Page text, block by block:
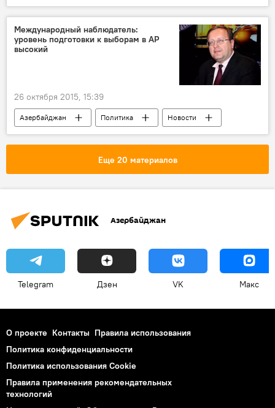
Международный наблюдатель:
уровень подготовки к выборам в АР
высокий
26 октября 2015, 15:39
Азербайджан Политика
Новости
Парламентские выборы в АР
Еще 20 материалов
Азербайджан
Telegram Дзен VK Макс
О проекте Контакты Правила использования
Политика конфиденциальности
Политика использования Cookie
Правила применения рекомендательных
технологий